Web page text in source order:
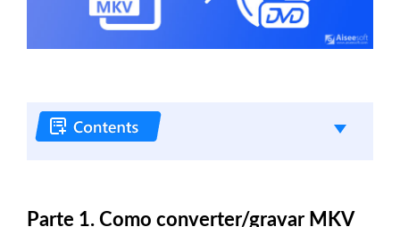
Parte 1. Como converter/gravar MKV